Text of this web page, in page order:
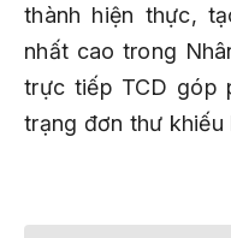
thành hiện thực,
nhất cao trong
trực tiếp TCD góp
trạng đơn thư